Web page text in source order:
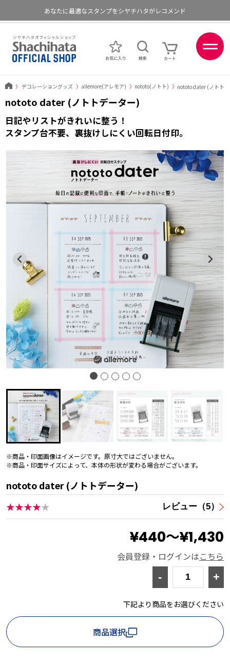
あなたに最適なスタンプをシヤチハタがレコメンド
〉 デコレーショングッズ 〉 allemore(アレモア) 〉 nototo(ノトト) 〉 nototo dater (ノトト
nototo dater (ノトトデーター)
日記やリストがきれいに整う！
スタンプ台不要、裏抜けしにくい回転日付印。
※商品・印面画像はイメージです。原寸大ではございません。
※商品・印面サイズによって、本体の形状が変わる場合がございます。
nototo dater (ノトトデーター)
★★★★★ レビュー（5）
¥440～¥1,430
会員登録・ログインはこちら
- +
下記より商品をお選びください
商品選択